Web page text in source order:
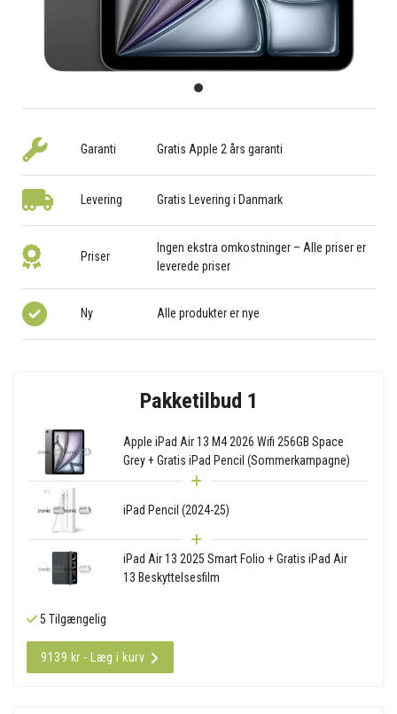
Garanti Gratis Apple 2 års garanti
Levering Gratis Levering i Danmark
Priser
Ingen ekstra omkostninger – Alle priser er
leverede priser
Ny Alle produkter er nye
Pakketilbud 1
Apple iPad Air 13 M4 2026 Wifi 256GB Space
Grey + Gratis iPad Pencil (Sommerkampagne)
iPad Pencil (2024-25)
iPad Air 13 2025 Smart Folio + Gratis iPad Air
13 Beskyttelsesfilm
5 Tilgængelig
9139 kr - Læg i kurv